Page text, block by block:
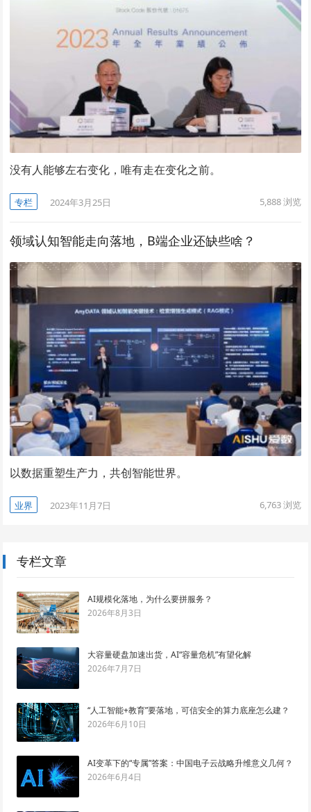
没有人能够左右变化，唯有走在变化之前。
专栏 2024年3月25日 5,888浏览
领域认知智能走向落地，B端企业还缺些啥？
以数据重塑生产力，共创智能世界。
业界 2023年11月7日 6,763浏览
专栏文章
AI规模化落地，为什么要拼服务？
2026年8月3日
大容量硬盘加速出货，AI“容量危机”有望化解
2026年7月7日
“人工智能+教育”要落地，可信安全的算力底座怎么建？
2026年6月10日
AI变革下的“专属”答案：中国电子云战略升维意义几何？
2026年6月4日